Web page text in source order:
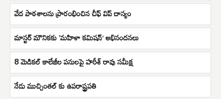
వేద పాఠశాలను ప్రారంభించిన చీఫ్ విప్ దాస్యం
మాస్టర్‌ మౌనికకు ‘మహిళా కమిషన్’ అభినందనలు
8 మెడికల్ కాలేజీల పనులపై హరీశ్ రావు సమీక్ష
నేడు ముచ్చింతల్ కు ఉపరాష్ట్రపతి